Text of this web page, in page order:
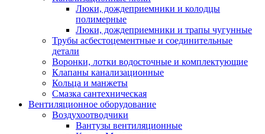
Люки, дождеприемники и колодцы
полимерные
Люки, дождеприемники и трапы чугунные
Трубы асбестоцементные и соединительные
детали
Воронки, лотки водосточные и комплектующие
Клапаны канализационные
Кольца и манжеты
Смазка сантехническая
Вентиляционное оборудование
Воздухоотводчики
Вантузы вентиляционные